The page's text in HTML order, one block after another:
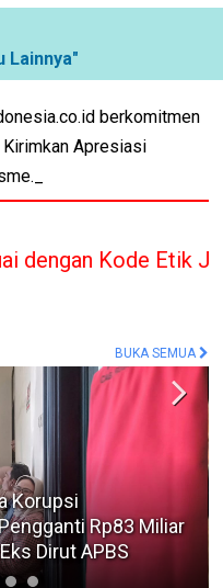
Lainnya"
berkomitmen
Kirimkan Apresiasi
BUKA SEMUA
Muncul dalam
Jika Ada Bukti